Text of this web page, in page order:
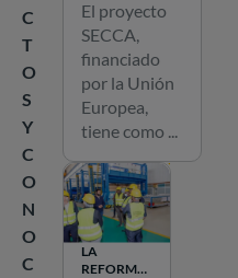
C
T
O
S
Y
C
O
N
O
C
SOSTENIBLE EN
ASIA CENTRAL
El proyecto
SECCA,
financiado
por la Unión
Europea,
tiene como ...
LA
REFORMA